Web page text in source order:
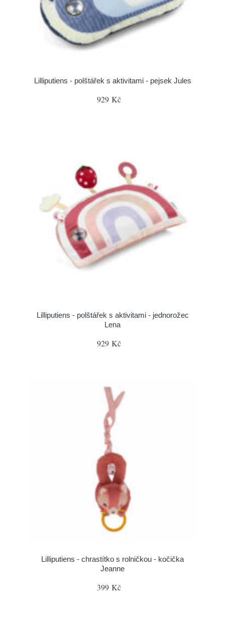
Lilliputiens - polštářek s aktivitami - pejsek Jules
929 Kč
Lilliputiens - polštářek s aktivitami - jednorožec
Lena
929 Kč
Lilliputiens - chrastítko s rolničkou - kočička
Jeanne
399 Kč